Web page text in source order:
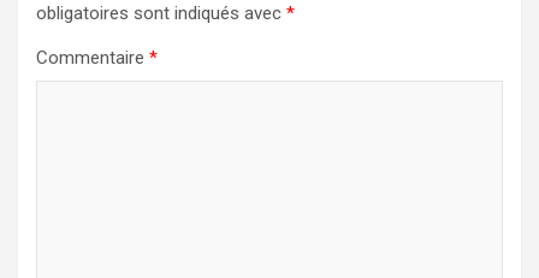
obligatoires sont indiqués avec *
Commentaire *